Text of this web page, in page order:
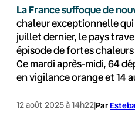
La France suffoque de
chaleur exceptionnelle qui
juillet dernier, le pays
épisode de fortes
Ce mardi après-midi, 64
en vigilance orange et 14
12 août 2025 à 14h22|Par